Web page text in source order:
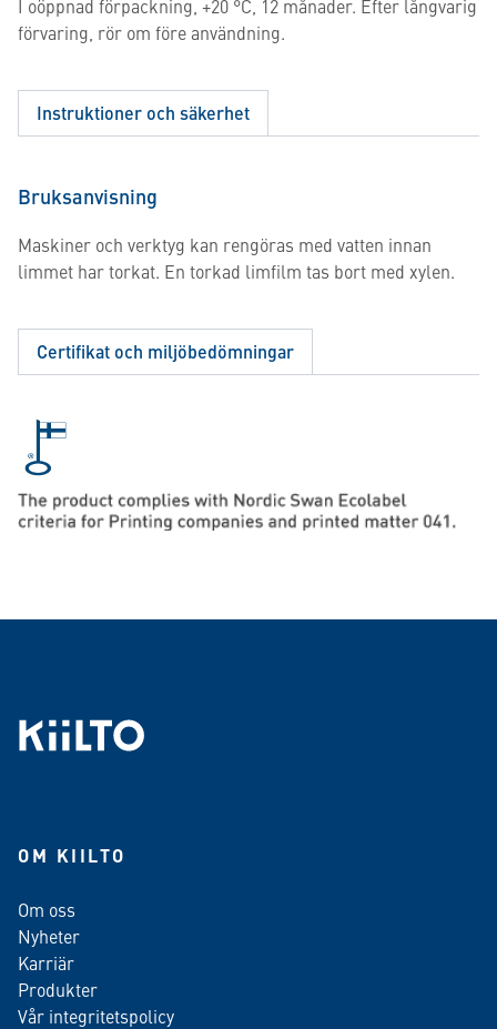
I oöppnad förpackning, +20 °C, 12 månader. Efter långvarig
förvaring, rör om före användning.
Instruktioner och säkerhet
Bruksanvisning
Maskiner och verktyg kan rengöras med vatten innan
limmet har torkat. En torkad limfilm tas bort med xylen.
Certifikat och miljöbedömningar
OM KIILTO
Om oss
Nyheter
Karriär
Produkter
Vår integritetspolicy